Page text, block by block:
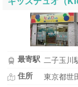
最寄駅 二子玉川
住所
東京都世